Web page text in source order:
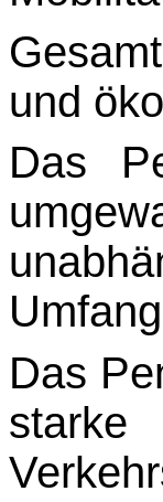
und
Das
Das